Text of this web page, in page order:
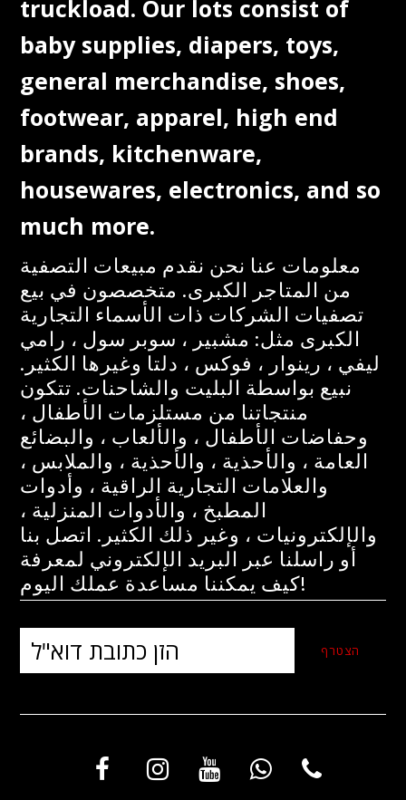
truckload. Our lots consist of
baby supplies, diapers, toys,
general merchandise, shoes,
footwear, apparel, high end
brands, kitchenware,
housewares, electronics, and so
much more.
معلومات عنا نحن نقدم مبيعات التصفية
من المتاجر الكبرى. متخصصون في بيع
تصفيات الشركات ذات الأسماء التجارية
الكبرى مثل: مشبير ، سوبر سول ، رامي
ليفي ، رينوار ، فوكس ، دلتا وغيرها الكثير.
نبيع بواسطة البليت والشاحنات. تتكون
منتجاتنا من مستلزمات الأطفال ،
وحفاضات الأطفال ، والألعاب ، والبضائع
العامة ، والأحذية ، والأحذية ، والملابس ،
والعلامات التجارية الراقية ، وأدوات
المطبخ ، والأدوات المنزلية ،
والإلكترونيات ، وغير ذلك الكثير. اتصل بنا
أو راسلنا عبر البريد الإلكتروني لمعرفة
كيف يمكننا مساعدة عملك اليوم!